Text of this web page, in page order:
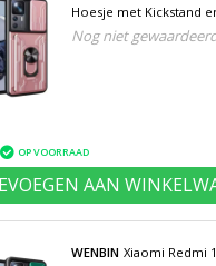
Hoesje met Kickstand
Pop Grip Cover - Roze
Nog niet
OP VOORRAAD
AAN
WENBIN Xiaomi Redmi